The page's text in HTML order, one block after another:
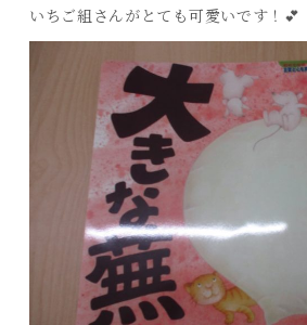
いちご組さんがとても可愛いです！💕